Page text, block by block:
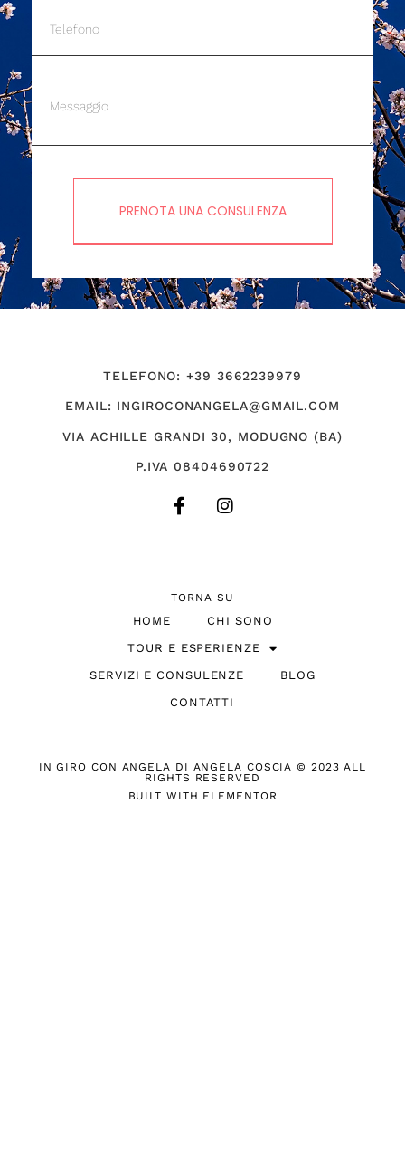
PRENOTA UNA CONSULENZA
TELEFONO: +39 3662239979
EMAIL: INGIROCONANGELA@GMAIL.COM
VIA ACHILLE GRANDI 30, MODUGNO (BA)
P.IVA 08404690722
TORNA SU
HOME
CHI SONO
TOUR E ESPERIENZE
SERVIZI E CONSULENZE
BLOG
CONTATTI
IN GIRO CON ANGELA DI ANGELA COSCIA © 2023 ALL
RIGHTS RESERVED
BUILT WITH ELEMENTOR